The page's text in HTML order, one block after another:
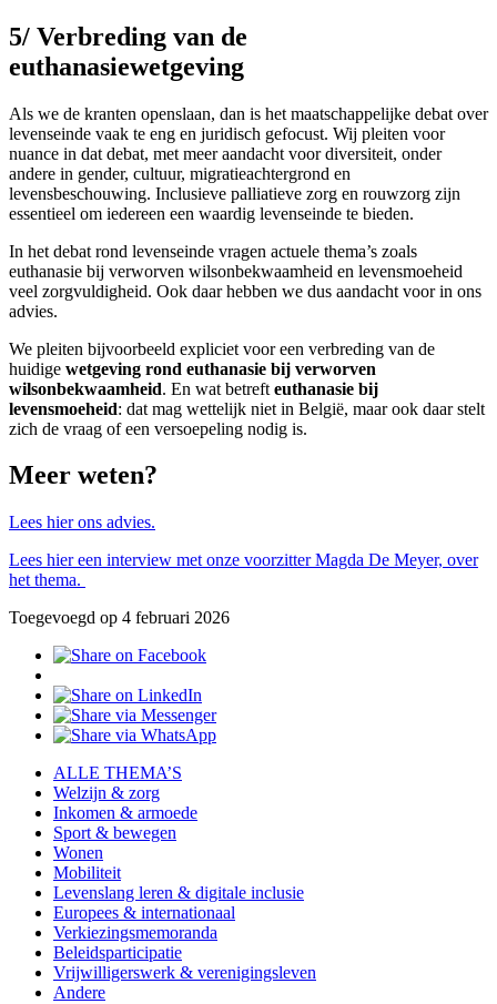
5/ Verbreding van de
euthanasiewetgeving
Als we de kranten openslaan, dan is het maatschappelijke debat over
levenseinde vaak te eng en juridisch gefocust. Wij pleiten voor
nuance in dat debat, met meer aandacht voor diversiteit, onder
andere in gender, cultuur, migratieachtergrond en
levensbeschouwing. Inclusieve palliatieve zorg en rouwzorg zijn
essentieel om iedereen een waardig levenseinde te bieden.
In het debat rond levenseinde vragen actuele thema’s zoals
euthanasie bij verworven wilsonbekwaamheid en levensmoeheid
veel zorgvuldigheid. Ook daar hebben we dus aandacht voor in ons
advies.
We pleiten bijvoorbeeld expliciet voor een verbreding van de
huidige wetgeving rond euthanasie bij verworven
wilsonbekwaamheid. En wat betreft euthanasie bij
levensmoeheid: dat mag wettelijk niet in België, maar ook daar stelt
zich de vraag of een versoepeling nodig is.
Meer weten?
Lees hier ons advies.
Lees hier een interview met onze voorzitter Magda De Meyer, over
het thema.
Toegevoegd op 4 februari 2026
ALLE THEMA’S
Welzijn & zorg
Inkomen & armoede
Sport & bewegen
Wonen
Mobiliteit
Levenslang leren & digitale inclusie
Europees & internationaal
Verkiezingsmemoranda
Beleidsparticipatie
Vrijwilligerswerk & verenigingsleven
Andere